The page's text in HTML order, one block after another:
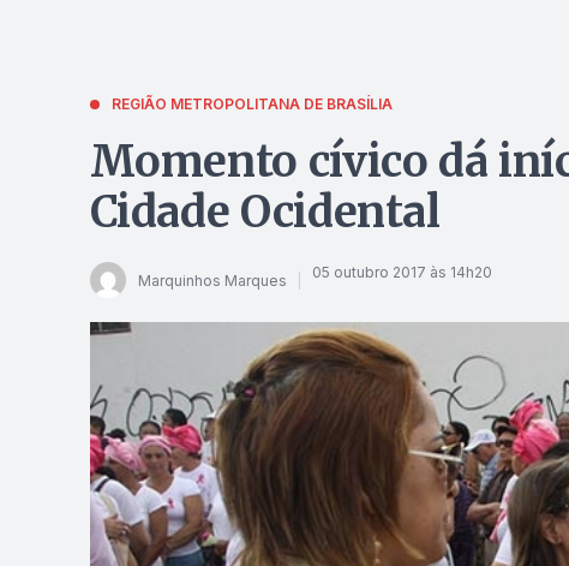
REGIÃO METROPOLITANA DE BRASÍLIA
Momento cívico dá
Cidade Ocidental
Marquinhos Marques 05 outubro 2017 às 14h20